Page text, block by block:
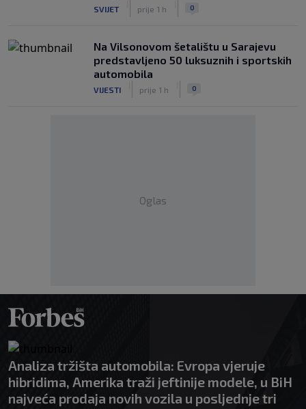
SVIJET prije 1 h 0
Na Vilsonovom šetalištu u Sarajevu
predstavljeno 50 luksuznih i sportskih
automobila
VIJESTI prije 1 h 0
Oglas
Analiza tržišta automobila: Evropa vjeruje
hibridima, Amerika traži jeftinije modele, u BiH
najveća prodaja novih vozila u posljednje tri